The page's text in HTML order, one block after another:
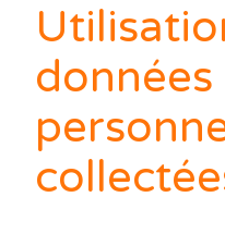
données